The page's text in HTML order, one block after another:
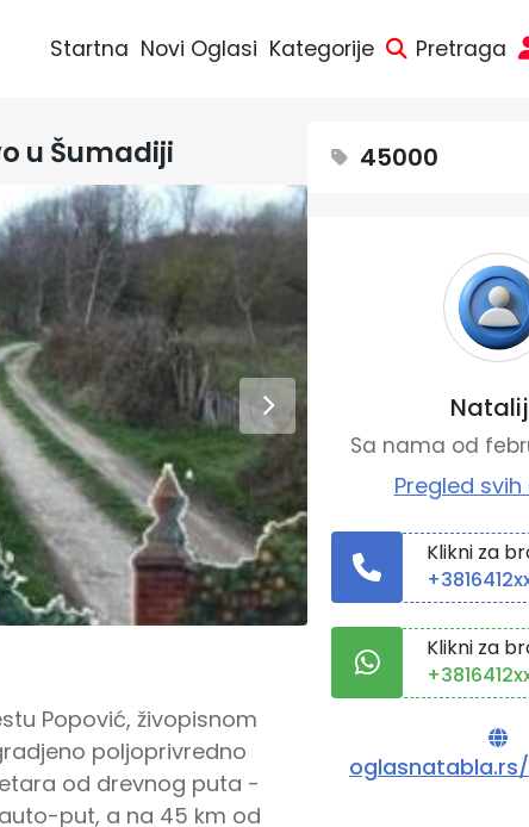
Startna Novi Oglasi Kategorije Pretraga
u Šumadiji
Popović, živopisnom
poljoprivredno
od drevnog puta -
put, a na 45 km od
45000
Sa nama od
Pregled
Klikni za
Klikni za